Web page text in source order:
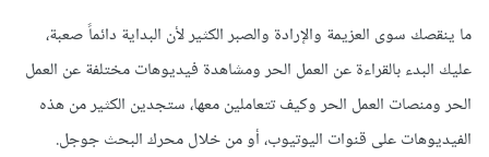
ما ينقصك سوى العزيمة والإرادة والصبر الكثير لأن البداية دائماً صعبة،
عليك البدء بالقراءة عن العمل الحر ومشاهدة فيديوهات مختلفة عن العمل
الحر ومنصات العمل الحر وكيف تتعاملين معها، ستجدين الكثير من هذه
الفيديوهات على قنوات اليوتيوب، أو من خلال محرك البحث جوجل.